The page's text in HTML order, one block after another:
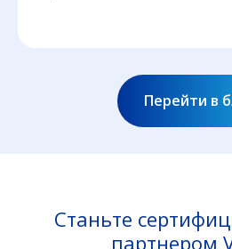
Перейти в
Станьте
партнером